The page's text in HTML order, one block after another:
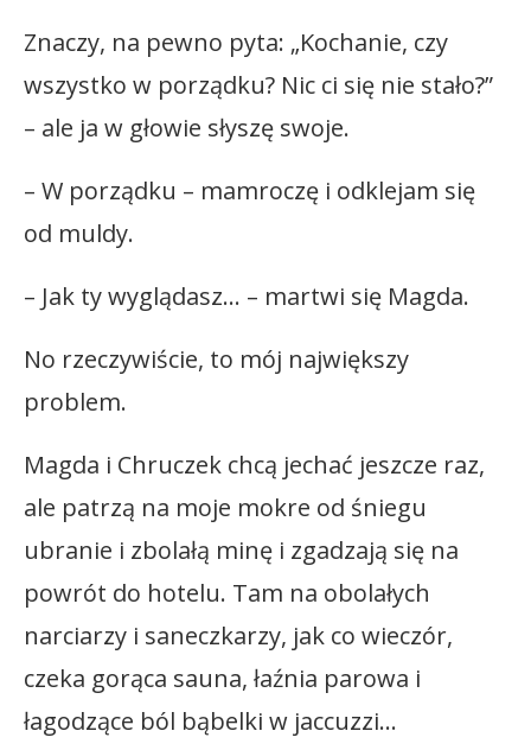
Znaczy, na pewno pyta: „Kochanie, czy
wszystko w porządku? Nic ci się nie stało?”
– ale ja w głowie słyszę swoje.
– W porządku – mamroczę i odklejam się
od muldy.
– Jak ty wyglądasz… – martwi się Magda.
No rzeczywiście, to mój największy
problem.
Magda i Chruczek chcą jechać jeszcze raz,
ale patrzą na moje mokre od śniegu
ubranie i zbolałą minę i zgadzają się na
powrót do hotelu. Tam na obolałych
narciarzy i saneczkarzy, jak co wieczór,
czeka gorąca sauna, łaźnia parowa i
łagodzące ból bąbelki w jaccuzzi…